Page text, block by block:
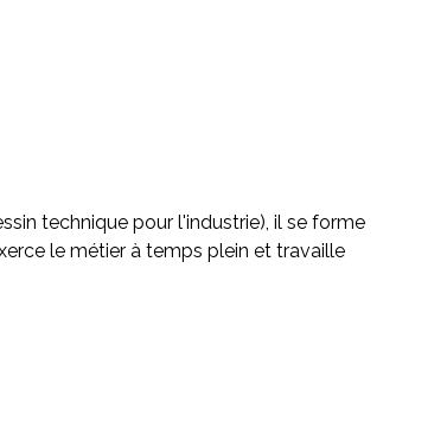
technique pour l'industrie), il se forme
le métier à temps plein et travaille